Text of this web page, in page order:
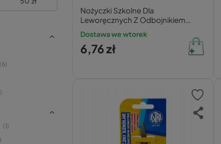
6
1
Nożyczki Szkolne Dla
Leworęcznych Z Odbojnikiem
Bambino
Dostawa we wtorek
6,76 zł